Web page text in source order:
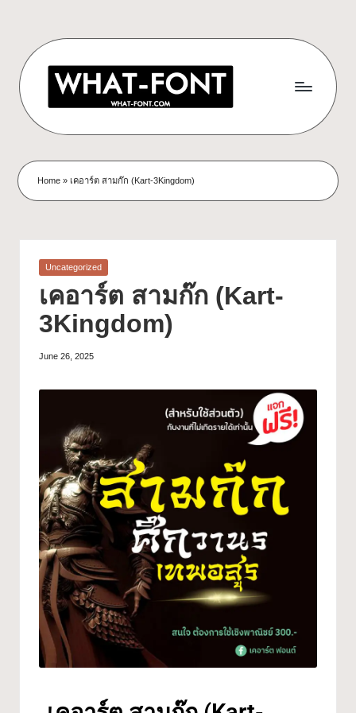
Home » เคอาร์ต สามก๊ก (Kart-3Kingdom)
Uncategorized
เคอาร์ต สามก๊ก (Kart-
3Kingdom)
June 26, 2025